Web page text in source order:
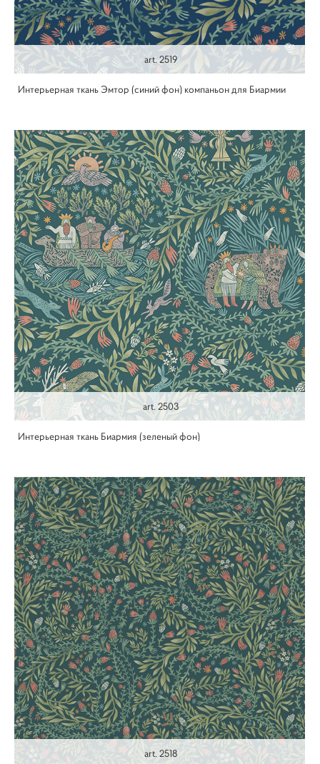
art. 2519
Интерьерная ткань Эмтор (синий фон) компаньон для Биармии
art. 2503
Интерьерная ткань Биармия (зеленый фон)
art. 2518